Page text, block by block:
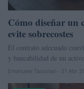
Cómo diseñar un
evite sobrecostes
El contrato adecuado
y bancabilidad de un activo
Emanuele Tassinari · 21 Abr